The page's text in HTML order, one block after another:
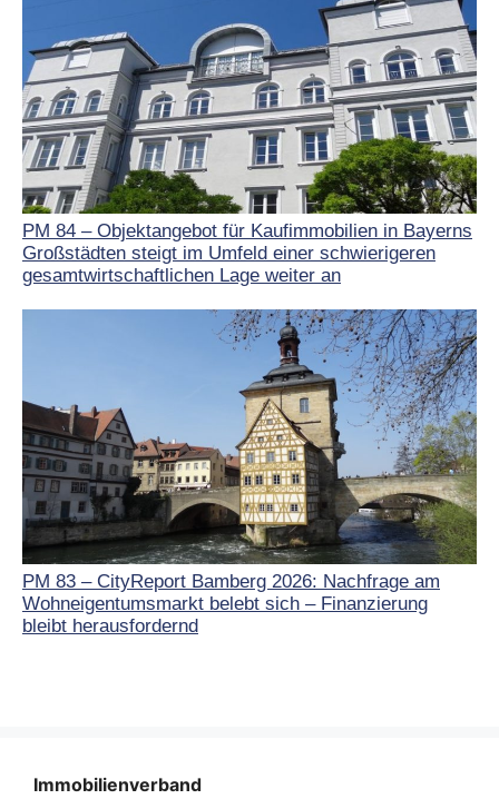
PM 84 – Objektangebot für Kaufimmobilien in Bayerns
Großstädten steigt im Umfeld einer schwierigeren
gesamtwirtschaftlichen Lage weiter an
PM 83 – CityReport Bamberg 2026: Nachfrage am
Wohneigentumsmarkt belebt sich – Finanzierung
bleibt herausfordernd
Immobilienverband